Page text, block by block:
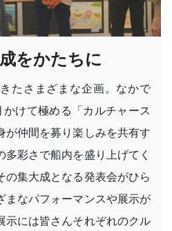
をかたちに
たさまざまな企画。なかで
けて極める「カルチャース
が仲間を募り楽しみを共有す
彩さで船内を盛り上げてく
の集大成となる発表会がひら
まなパフォーマンスや展示が
示には皆さんそれぞれのクル